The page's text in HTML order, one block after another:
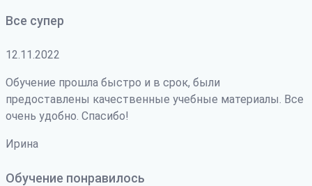
Все супер
12.11.2022
Обучение прошла быстро и в срок, были
предоставлены качественные учебные материалы. Все
очень удобно. Спасибо!
Ирина
Обучение понравилось